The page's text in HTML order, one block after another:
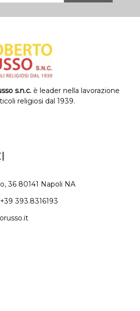
s.n.c. è leader nella lavorazione
religiosi dal 1939.
36 80141 Napoli NA
+39 393.8316193